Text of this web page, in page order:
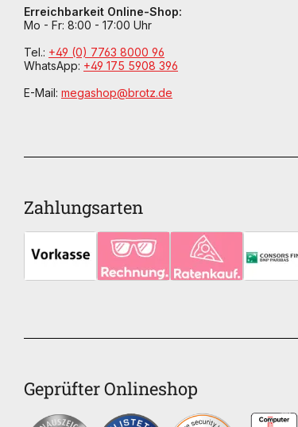
Erreichbarkeit Online-Shop:
Mo - Fr: 8:00 - 17:00 Uhr
Tel.: +49 (0) 7763 8000 96
WhatsApp: +49 175 5908 396
E-Mail: megashop@brotz.de
Geprüfter Onlineshop
Zahlungsarten